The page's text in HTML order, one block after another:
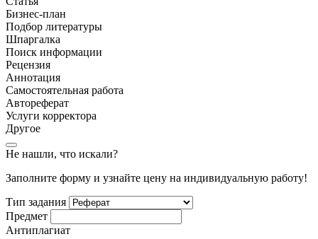
Бизнес-план
Подбор литературы
Шпаргалка
Поиск информации
Рецензия
Аннотация
Самостоятельная работа
Автореферат
Услуги корректора
Другое
Не нашли, что искали?
Заполните форму и узнайте цену на индивидуальную работу!
Тип задания
Предмет
Антиплагиат